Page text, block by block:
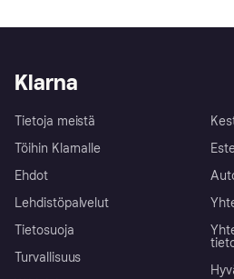
Klarna
Tietoja meistä
Töihin Klarnalle
Ehdot
Lehdistöpalvelut
Tietosuoja
Turvallisuus